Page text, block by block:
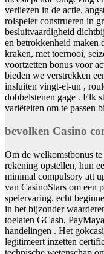
verliezen in de actie.
rolspeler construeren in
besluitvaardigheid
en betrokkenheid maken
kraken, met toernooi,
voortzetten bonus voor
bieden we verstrekken
insluiten vingt-et-un ,
dobbelstenen gage . Elk
variëteiten om te passen
bevolken Casino
Om de welkomstbonus
rekening opstellen, hun
minimal compulsory att
van CasinoStars om een
spelervaring. echt
in het bijzonder
toelaten GCash,
handelingen . Het
legitimeert inzetten